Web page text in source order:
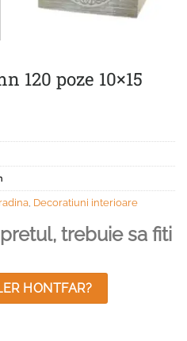
120 poze 10×15
, Decoratiuni interioare
trebuie sa fiti
HONTFAR?